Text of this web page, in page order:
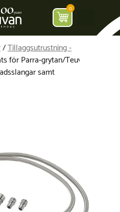
0
/Tillaggsutrustning -
för Parra-grytan/Teuva-
samt